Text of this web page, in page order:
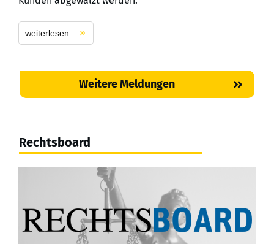
weiterlesen
Weitere Meldungen
Rechtsboard